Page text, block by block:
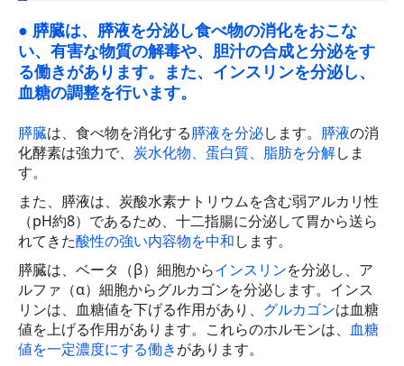
免疫血清学的検査
感染症検査
腫瘍関連検査
血液型検査
一般検査
生理学的検査
消化管検査
画像検査
眼科的検査
● 膵臓は、膵液を分泌し食べ物の消化をおこな
い、有害な物質の解毒や、胆汁の合成と分泌をす
る働きがあります。また、インスリンを分泌し、
血糖の調整を行います。
膵臓は、食べ物を消化する膵液を分泌します。 膵液の消
化酵素は強力で、 炭水化物、蛋白質、脂肪を分解しま
す。
また、膵液は、炭酸水素ナトリウムを含む弱アルカリ性
（pH約8）であるため、十二指腸に分泌して胃から送ら
れてきた酸性の強い内容物を中和します。
膵臓は、ベータ（β）細胞からインスリンを分泌し、ア
ルファ（α）細胞からグルカゴンを分泌します。インス
リンは、血糖値を下げる作用があり、 グルカゴンは血糖
値を上げる作用があります。これらのホルモンは、 血糖
値を一定濃度にする働きがあります。